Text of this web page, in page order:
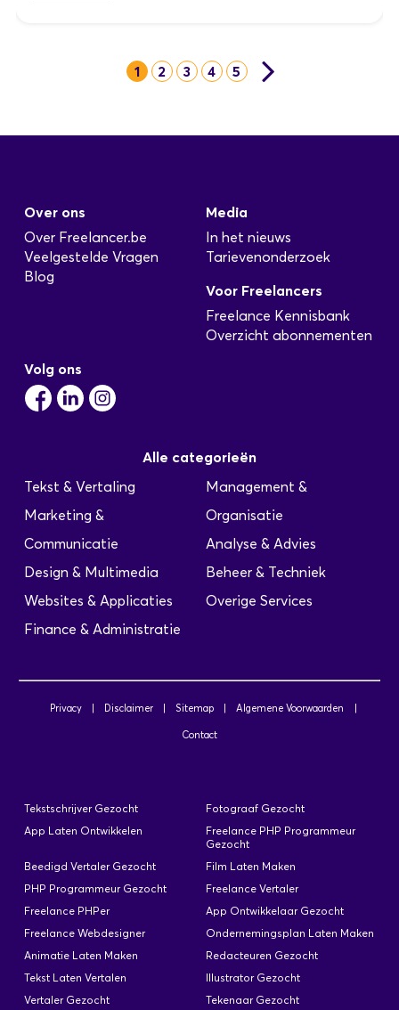
1 2 3 4 5
Over ons
Over Freelancer.be
Veelgestelde Vragen
Blog
Media
In het nieuws
Tarievenonderzoek
Voor Freelancers
Freelance Kennisbank
Overzicht abonnementen
Volg ons
Alle categorieën
Tekst & Vertaling
Marketing &
Communicatie
Design & Multimedia
Websites & Applicaties
Finance & Administratie
Management &
Organisatie
Analyse & Advies
Beheer & Techniek
Overige Services
Privacy Disclaimer Sitemap Algemene Voorwaarden
Contact
Tekstschrijver Gezocht
Fotograaf Gezocht
App Laten Ontwikkelen
Freelance PHP Programmeur
Gezocht
Beedigd Vertaler Gezocht
Film Laten Maken
PHP Programmeur Gezocht
Freelance Vertaler
Freelance PHPer
App Ontwikkelaar Gezocht
Freelance Webdesigner
Ondernemingsplan Laten Maken
Animatie Laten Maken
Redacteuren Gezocht
Tekst Laten Vertalen
Illustrator Gezocht
Vertaler Gezocht
Tekenaar Gezocht